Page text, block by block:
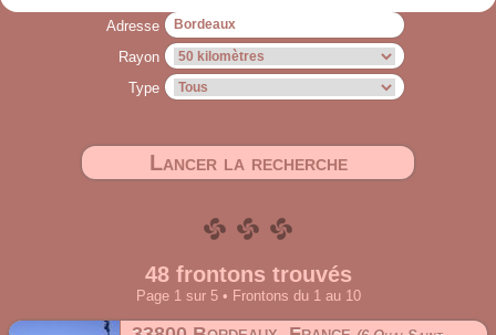
Adresse
Rayon
Type
Lancer la recherche
48 frontons trouvés
Page 1 sur 5 • Frontons du 1 au 10